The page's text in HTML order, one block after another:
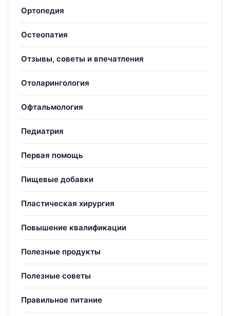
Ортопедия
Остеопатия
Отзывы, советы и впечатления
Отоларингология
Офтальмология
Педиатрия
Первая помощь
Пищевые добавки
Пластическая хирургия
Повышение квалификации
Полезные продукты
Полезные советы
Правильное питание